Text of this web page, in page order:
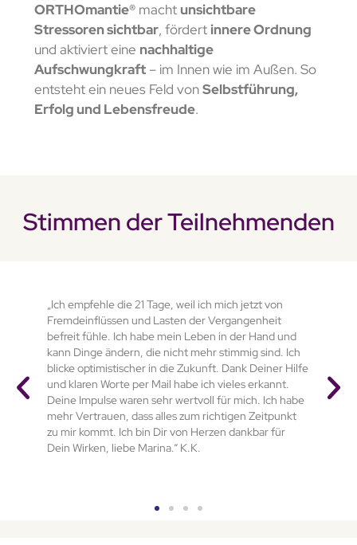
ORTHOmantie®macht unsichtbare
Stressoren sichtbar, fördert innere Ordnung
und aktiviert eine nachhaltige
Aufschwungkraft– im Innen wie im Außen. So
entsteht ein neues Feld vonSelbstführung,
Erfolg und Lebensfreude.
Stimmen der Teilnehmenden
„Ich empfehle die 21 Tage, weil ich mich jetzt von
Fremdeinflüssen und Lasten der Vergangenheit
befreit fühle. Ich habe mein Leben in der Hand und
kann Dinge ändern, die nicht mehr stimmig sind. Ich
blicke optimistischer in die Zukunft. Dank Deiner Hilfe
und klaren Worte per Mail habe ich vieles erkannt.
Deine Impulse waren sehr wertvoll für mich. Ich habe
mehr Vertrauen, dass alles zum richtigen Zeitpunkt
zu mir kommt. Ich bin Dir von Herzen dankbar für
Dein Wirken, liebe Marina.“ K.K.